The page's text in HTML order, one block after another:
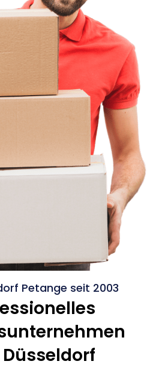
Petange seit 2003